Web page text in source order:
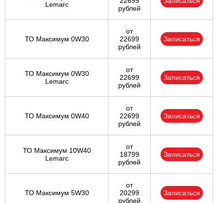
Lemarc
рублей
ТО Максимум 0W30
от
22699
рублей
Записаться
ТО Максимум 0W30
Lemarc
от
22699
рублей
Записаться
ТО Максимум 0W40
от
22699
рублей
Записаться
ТО Максимум 10W40
Lemarc
от
18799
рублей
Записаться
ТО Максимум 5W30
от
20299
рублей
Записаться